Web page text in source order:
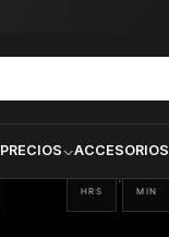
PRECIOS ACCESORIOS
10
HRS
: 12
MIN